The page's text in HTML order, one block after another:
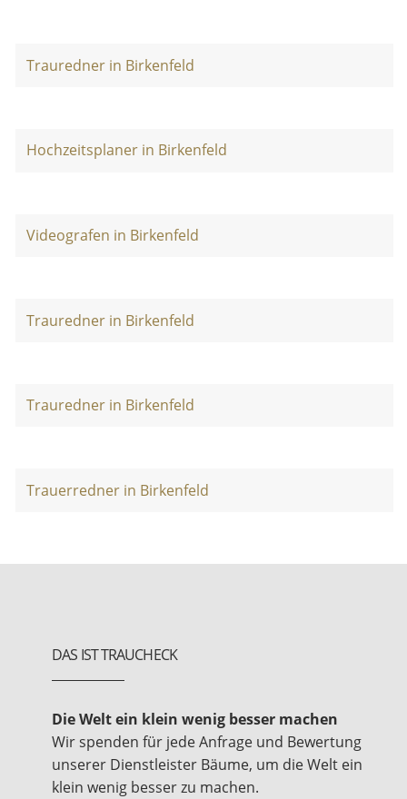
Trauredner in Birkenfeld
Hochzeitsplaner in Birkenfeld
Videografen in Birkenfeld
Trauredner in Birkenfeld
Trauredner in Birkenfeld
Trauerredner in Birkenfeld
DAS IST TRAUCHECK
Die Welt ein klein wenig besser machen
Wir spenden für jede Anfrage und Bewertung
unserer Dienstleister Bäume, um die Welt ein
klein wenig besser zu machen.